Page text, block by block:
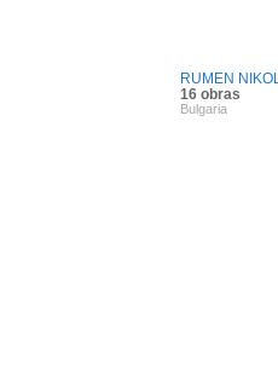
RUMEN
16 obras
Bulgaria